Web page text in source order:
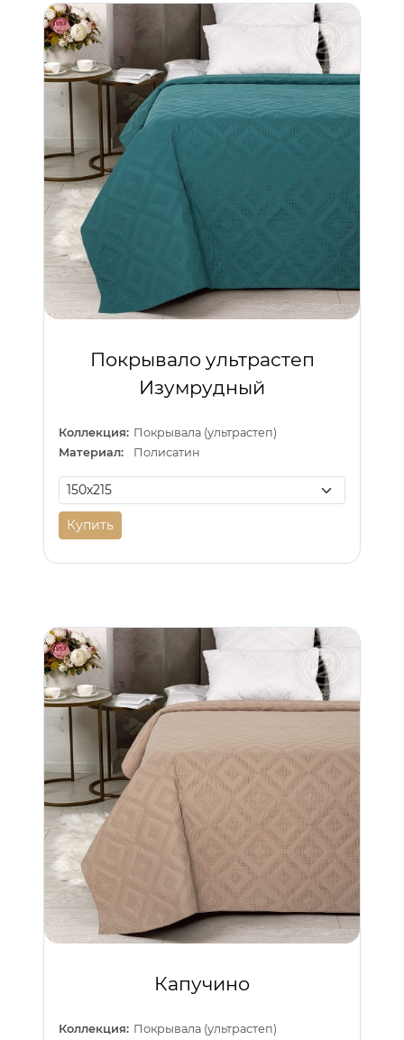
Покрывало ультрастеп
Изумрудный
Коллекция: Покрывала (ультрастеп)
Материал:
Полисатин
Купить
Капучино
Коллекция: Покрывала (ультрастеп)